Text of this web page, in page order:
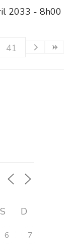
2033 - 8h00
41
S D
6 7